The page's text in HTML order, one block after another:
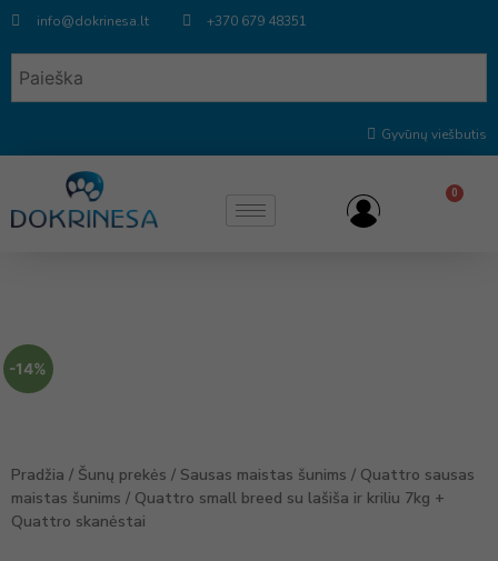
info@dokrinesa.lt +370 679 48351
Gyvūnų viešbutis
0
-14%
Pradžia / Šunų prekės / Sausas maistas šunims / Quattro sausas
maistas šunims / Quattro small breed su lašiša ir kriliu 7kg +
Quattro skanėstai